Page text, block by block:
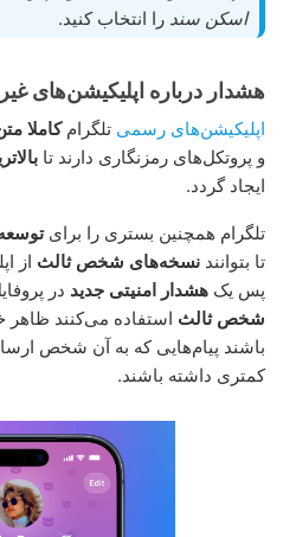
اسکن سند را انتخاب کنید.
هشدار درباره اپلیکیشن‌های
اپلیکیشن‌های رسمی تلگرامکاملا
و پروتکل‌های رمزنگاری دارند تا
ایجاد گردد.
تلگرام همچنین بستری را برای
تا بتوانند نسخه‌های شخص ثالث از
پس یک هشدار امنیتی جدید در
شخص ثالث استفاده می‌کنند ظاهر
باشند پیام‌هایی که به آن شخص
کمتری داشته باشند.